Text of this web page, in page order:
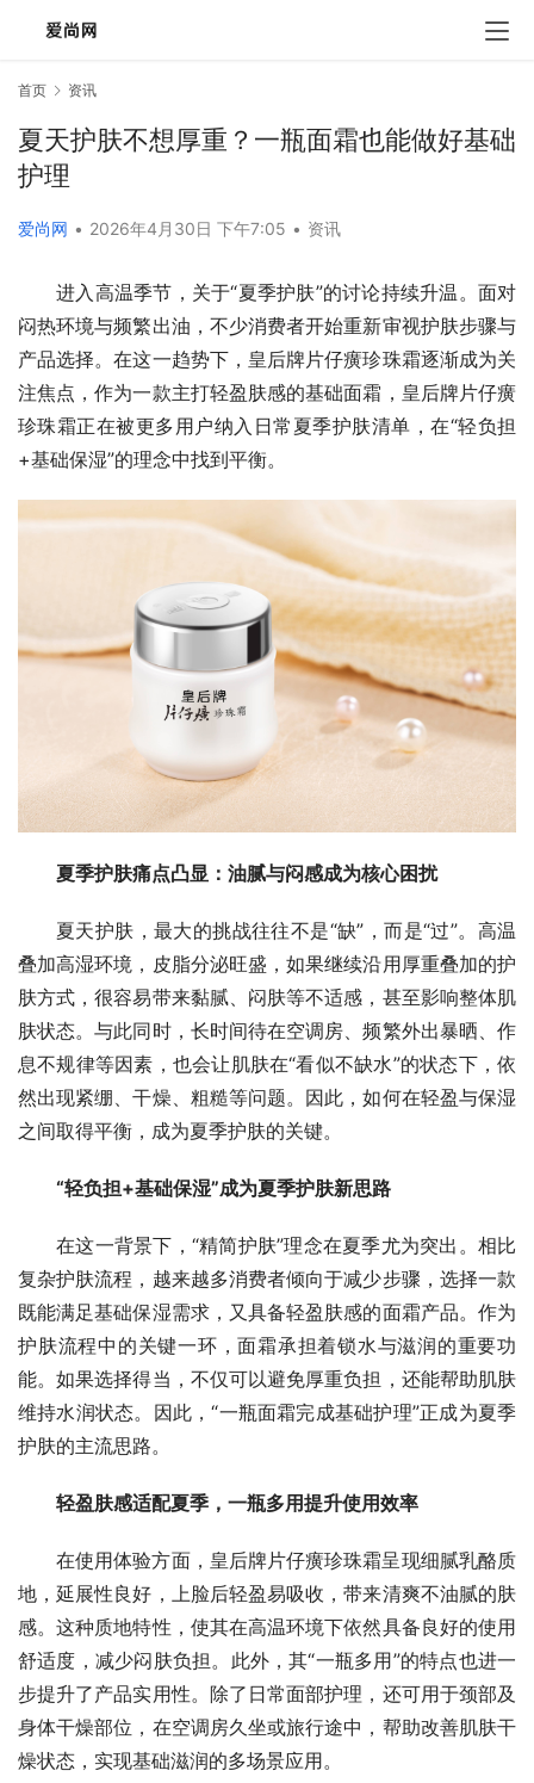
首页 资讯
夏天护肤不想厚重？一瓶面霜也能做好基础
护理
爱尚网 • 2026年4月30日 下午7:05 • 资讯
进入高温季节，关于“夏季护肤”的讨论持续升温。面对
闷热环境与频繁出油，不少消费者开始重新审视护肤步骤与
产品选择。在这一趋势下，皇后牌片仔癀珍珠霜逐渐成为关
注焦点，作为一款主打轻盈肤感的基础面霜，皇后牌片仔癀
珍珠霜正在被更多用户纳入日常夏季护肤清单，在“轻负担
+基础保湿”的理念中找到平衡。
夏季护肤痛点凸显：油腻与闷感成为核心困扰
夏天护肤，最大的挑战往往不是“缺”，而是“过”。高温
叠加高湿环境，皮脂分泌旺盛，如果继续沿用厚重叠加的护
肤方式，很容易带来黏腻、闷肤等不适感，甚至影响整体肌
肤状态。与此同时，长时间待在空调房、频繁外出暴晒、作
息不规律等因素，也会让肌肤在“看似不缺水”的状态下，依
然出现紧绷、干燥、粗糙等问题。因此，如何在轻盈与保湿
之间取得平衡，成为夏季护肤的关键。
“轻负担+基础保湿”成为夏季护肤新思路
在这一背景下，“精简护肤”理念在夏季尤为突出。相比
复杂护肤流程，越来越多消费者倾向于减少步骤，选择一款
既能满足基础保湿需求，又具备轻盈肤感的面霜产品。作为
护肤流程中的关键一环，面霜承担着锁水与滋润的重要功
能。如果选择得当，不仅可以避免厚重负担，还能帮助肌肤
维持水润状态。因此，“一瓶面霜完成基础护理”正成为夏季
护肤的主流思路。
轻盈肤感适配夏季，一瓶多用提升使用效率
在使用体验方面，皇后牌片仔癀珍珠霜呈现细腻乳酪质
地，延展性良好，上脸后轻盈易吸收，带来清爽不油腻的肤
感。这种质地特性，使其在高温环境下依然具备良好的使用
舒适度，减少闷肤负担。此外，其“一瓶多用”的特点也进一
步提升了产品实用性。除了日常面部护理，还可用于颈部及
身体干燥部位，在空调房久坐或旅行途中，帮助改善肌肤干
燥状态，实现基础滋润的多场景应用。